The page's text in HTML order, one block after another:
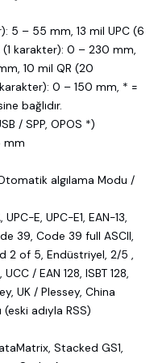
5 – 55 mm, 13 mil UPC (6
karakter): 0 – 230 mm,
10 mil QR (20
0 – 150 mm, * =
bağlıdır.
/ SPP, OPOS *)
mm
algılama Modu /
E, UPC-E1, EAN-13,
39, Code 39 full ASCII,
2 of 5, Endüstriyel, 2/5 ,
/ EAN 128, ISBT 128,
UK / Plessey, China
adıyla RSS)
Stacked GS1,